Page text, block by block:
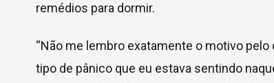
remédios para dormir.
“Não me lembro exatamente o motivo
tipo de pânico que eu estava sentindo